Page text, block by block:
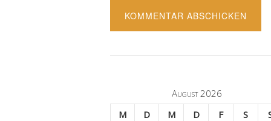
August 2026
M
D M D F S